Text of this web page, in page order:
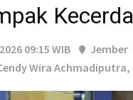
09:15 WIB
Jember
Wira Achmadiputra,